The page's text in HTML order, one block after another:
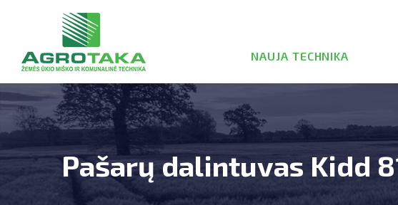
NAUJA TECHNIKA
Pašarų dalintuvas Kidd